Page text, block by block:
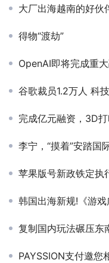
大厂出海越南的好伙伴
得物“渡劫”
OpenAI即将完成重
谷歌裁员1.2万人 科
完成亿元融资，3D打印
李宁，“摸着”安踏国
苹果版号新政铁定执
韩国出海新规!《游戏
复制国内玩法碾压东南亚市
PAYSSION支付邀